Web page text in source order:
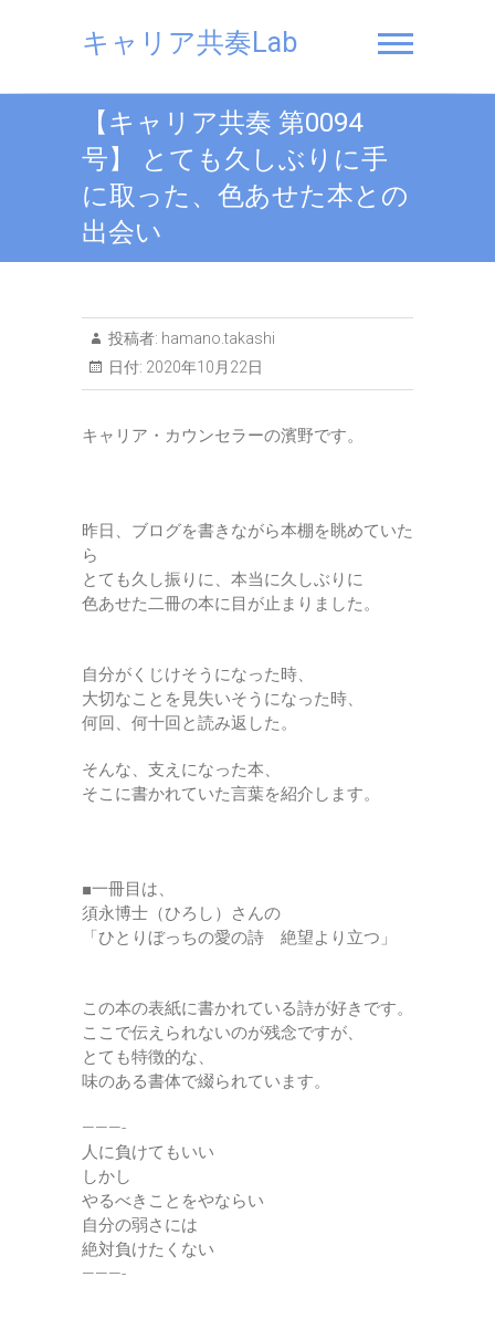
キャリア共奏Lab
【キャリア共奏 第0094
号】 とても久しぶりに手
に取った、色あせた本との
出会い
投稿者: hamano.takashi
日付: 2020年10月22日
キャリア・カウンセラーの濱野です。
昨日、ブログを書きながら本棚を眺めていた
ら
とても久し振りに、本当に久しぶりに
色あせた二冊の本に目が止まりました。
自分がくじけそうになった時、
大切なことを見失いそうになった時、
何回、何十回と読み返した。
そんな、支えになった本、
そこに書かれていた言葉を紹介します。
■一冊目は、
須永博士（ひろし）さんの
「ひとりぼっちの愛の詩 絶望より立つ」
この本の表紙に書かれている詩が好きです。
ここで伝えられないのが残念ですが、
とても特徴的な、
味のある書体で綴られています。
———-
人に負けてもいい
しかし
やるべきことをやならい
自分の弱さには
絶対負けたくない
———-